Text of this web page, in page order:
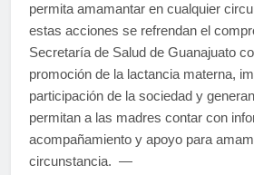
permita amamantar en cualquier
estas acciones se refrendan el
Secretaría de Salud de Guanajuato
promoción de la lactancia materna,
participación de la sociedad y
permitan a las madres contar con
acompañamiento y apoyo para
circunstancia. —